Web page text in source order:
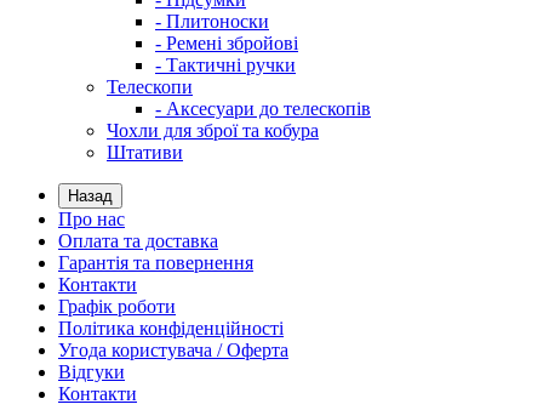
- Плитоноски
- Ремені збройові
- Тактичні ручки
Телескопи
- Аксесуари до телескопів
Чохли для зброї та кобура
Штативи
Назад
Про нас
Оплата та доставка
Гарантія та повернення
Контакти
Графік роботи
Політика конфіденційності
Угода користувача / Оферта
Відгуки
Контакти